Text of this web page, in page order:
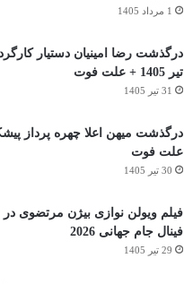
1 مرداد 1405
تیر 1405 + علت فوت
31 تیر 1405
درگذشت میهن اعلا چهره پرداز
علت فوت
30 تیر 1405
فیلم ویولن نوازی بیژن مرتضوی
فینال جام جهانی 2026
29 تیر 1405